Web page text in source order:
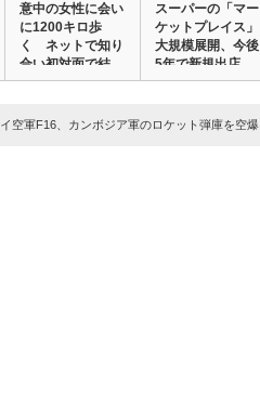
意中の女性に会い
に1200キロ歩
く ネットで知り
合い初対面で結
婚…
スーパーの「マー
ケットプレイス」
大規模展開、今後
5年で新規出店
＆…
空軍F16、カンボジア軍のロケット弾庫を空爆